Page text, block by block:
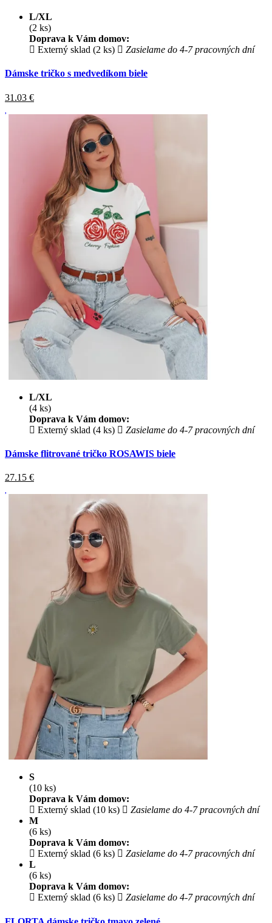
L/XL
(2 ks)
Doprava k Vám domov:
Externý sklad (2 ks)
Zasielame do 4-7 pracovných dní
Dámske tričko s medvedíkom biele
31.03 €
L/XL
(4 ks)
Doprava k Vám domov:
Externý sklad (4 ks)
Zasielame do 4-7 pracovných dní
Dámske flitrované tričko ROSAWIS biele
27.15 €
S
(10 ks)
Doprava k Vám domov:
Externý sklad (10 ks)
Zasielame do 4-7 pracovných dní
M
(6 ks)
Doprava k Vám domov:
Externý sklad (6 ks)
Zasielame do 4-7 pracovných dní
L
(6 ks)
Doprava k Vám domov:
Externý sklad (6 ks)
Zasielame do 4-7 pracovných dní